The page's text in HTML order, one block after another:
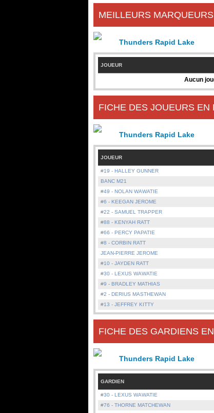
MEILLEURS MARQUEURS
Thunders Rapid Lake
JOUEUR
Aucun
FICHE DES JOUEURS EN
Thunders Rapid Lake
JOUEUR
#19 - HALLEY GUNNER
BANC M21
#49 - NOLAN WAWATIE
#6 - KEEGAN JEROME
#22 - SAMUEL TRAPPER
#88 - KENYAH RATT
#66 - PERCY PAPATIE
#8 - CORBIN RATT
JEAN-PIERRE JEROME
#10 - JAYDEN RATT
#30 - LEXUS WAWATIE
#9 - BRADLEY MATHIAS
#2 - DERIUS MASTHEWAN
#13 - JEFFREY KITTY
FICHE DES GARDIENS
Thunders Rapid Lake
GARDIEN
#30 - LEXUS WAWATIE
#76 - THORNE MATCHEWAN